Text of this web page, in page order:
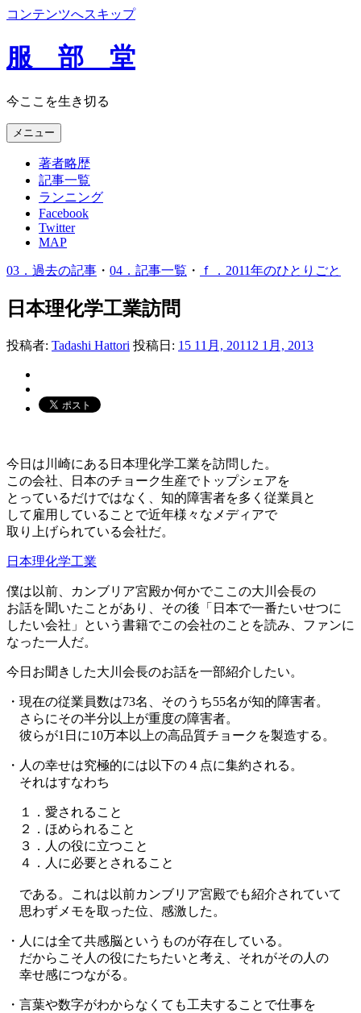
コンテンツへスキップ
服 部 堂
今ここを生き切る
メニュー
著者略歴
記事一覧
ランニング
Facebook
Twitter
MAP
03．過去の記事 ・ 04．記事一覧 ・ ｆ．2011年のひとりごと
日本理化学工業訪問
投稿者: Tadashi Hattori 投稿日: 15 11月, 2011 2 1月, 2013
今日は川崎にある日本理化学工業を訪問した。
この会社、日本のチョーク生産でトップシェアを
とっているだけではなく、知的障害者を多く従業員と
して雇用していることで近年様々なメディアで
取り上げられている会社だ。
日本理化学工業
僕は以前、カンブリア宮殿か何かでここの大川会長の
お話を聞いたことがあり、その後「日本で一番たいせつに
したい会社」という書籍でこの会社のことを読み、ファンに
なった一人だ。
今日お聞きした大川会長のお話を一部紹介したい。
・現在の従業員数は73名、そのうち55名が知的障害者。
さらにその半分以上が重度の障害者。
彼らが1日に10万本以上の高品質チョークを製造する。
・人の幸せは究極的には以下の４点に集約される。
それはすなわち
１．愛されること
２．ほめられること
３．人の役に立つこと
４．人に必要とされること
である。これは以前カンブリア宮殿でも紹介されていて
思わずメモを取った位、感激した。
・人には全て共感脳というものが存在している。
だからこそ人の役にたちたいと考え、それがその人の
幸せ感につながる。
・言葉や数字がわからなくても工夫することで仕事を